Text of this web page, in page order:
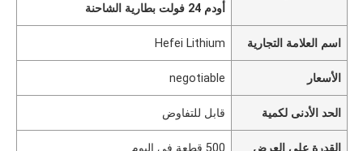
أودم 24 فولت بطارية الشاحنة
اسم العلامة التجارية Hefei Lithium
الأسعار negotiable
الحد الأدنى لكمية قابل للتفاوض
القدرة على العرض 500 قطعة في اليوم